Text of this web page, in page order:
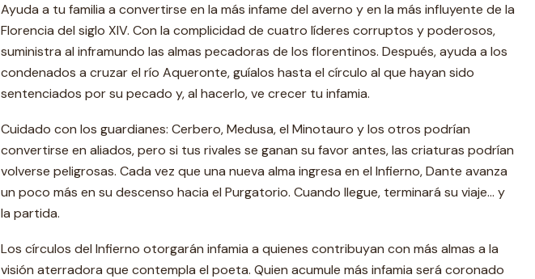
Ayuda a tu familia a convertirse en la más infame del averno y en la más influyente de la
Florencia del siglo XIV. Con la complicidad de cuatro líderes corruptos y poderosos,
suministra al inframundo las almas pecadoras de los florentinos. Después, ayuda a los
condenados a cruzar el río Aqueronte, guíalos hasta el círculo al que hayan sido
sentenciados por su pecado y, al hacerlo, ve crecer tu infamia.
Cuidado con los guardianes: Cerbero, Medusa, el Minotauro y los otros podrían
convertirse en aliados, pero si tus rivales se ganan su favor antes, las criaturas podrían
volverse peligrosas. Cada vez que una nueva alma ingresa en el Infierno, Dante avanza
un poco más en su descenso hacia el Purgatorio. Cuando llegue, terminará su viaje… y
la partida.
Los círculos del Infierno otorgarán infamia a quienes contribuyan con más almas a la
visión aterradora que contempla el poeta. Quien acumule más infamia será coronado